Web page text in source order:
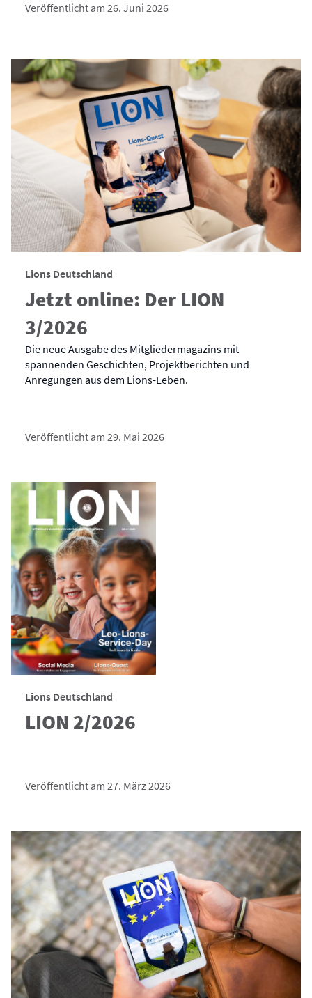
Veröffentlicht am 26. Juni 2026
Lions Deutschland
Jetzt online: Der LION
3/2026
Die neue Ausgabe des Mitgliedermagazins mit
spannenden Geschichten, Projektberichten und
Anregungen aus dem Lions-Leben.
Veröffentlicht am 29. Mai 2026
Lions Deutschland
LION 2/2026
Veröffentlicht am 27. März 2026